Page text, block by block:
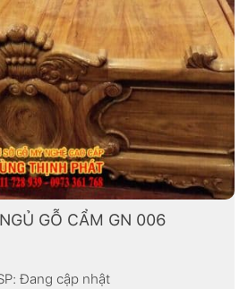
GỖ CẨM GN 006
Đang cập nhật